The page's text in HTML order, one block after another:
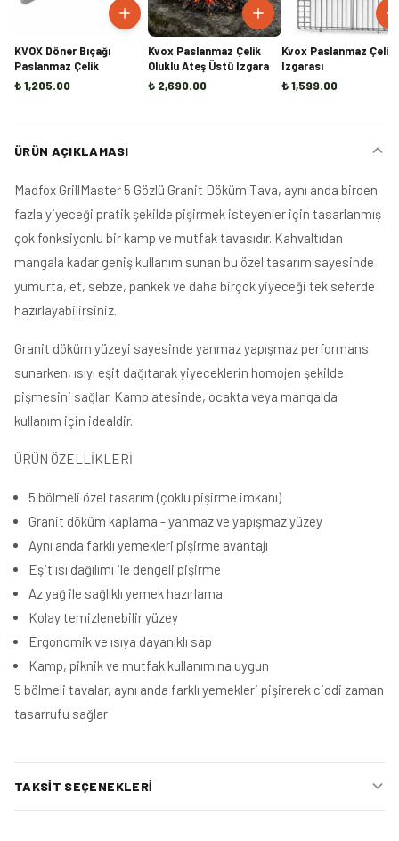
KVOX Döner Bıçağı
Paslanmaz Çelik
₺ 1,205.00
Kvox Paslanmaz Çelik
Oluklu Ateş Üstü Izgara
₺ 2,690.00
Kvox Paslanmaz Çelik
Izgarası
₺ 1,599.00
ÜRÜN AÇIKLAMASI
Madfox GrillMaster 5 Gözlü Granit Döküm Tava, aynı anda birden
fazla yiyeceği pratik şekilde pişirmek isteyenler için tasarlanmış
çok fonksiyonlu bir kamp ve mutfak tavasıdır. Kahvaltıdan
mangala kadar geniş kullanım sunan bu özel tasarım sayesinde
yumurta, et, sebze, pankek ve daha birçok yiyeceği tek seferde
hazırlayabilirsiniz.
Granit döküm yüzeyi sayesinde yanmaz yapışmaz performans
sunarken, ısıyı eşit dağıtarak yiyeceklerin homojen şekilde
pişmesini sağlar. Kamp ateşinde, ocakta veya mangalda
kullanım için idealdir.
ÜRÜN ÖZELLİKLERİ
5 bölmeli özel tasarım (çoklu pişirme imkanı)
Granit döküm kaplama - yanmaz ve yapışmaz yüzey
Aynı anda farklı yemekleri pişirme avantajı
Eşit ısı dağılımı ile dengeli pişirme
Az yağ ile sağlıklı yemek hazırlama
Kolay temizlenebilir yüzey
Ergonomik ve ısıya dayanıklı sap
Kamp, piknik ve mutfak kullanımına uygun
5 bölmeli tavalar, aynı anda farklı yemekleri pişirerek ciddi zaman
tasarrufu sağlar
TAKSIT SEÇENEKLERI